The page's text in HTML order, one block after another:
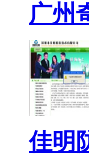
广州
佳明